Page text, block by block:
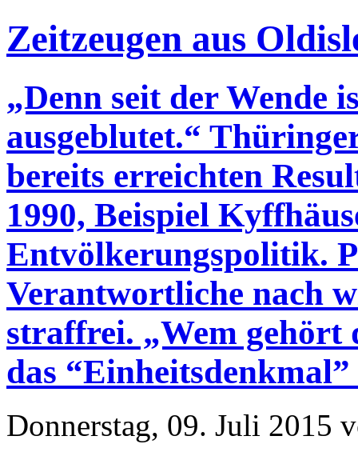
Zeitzeugen aus
„Denn seit der Wende
ausgeblutet.“
bereits erreichten
1990, Beispiel
Entvölkerungspolitik.
Verantwortliche nach
straffrei. „Wem gehört
das
Donnerstag, 09. Juli 2015